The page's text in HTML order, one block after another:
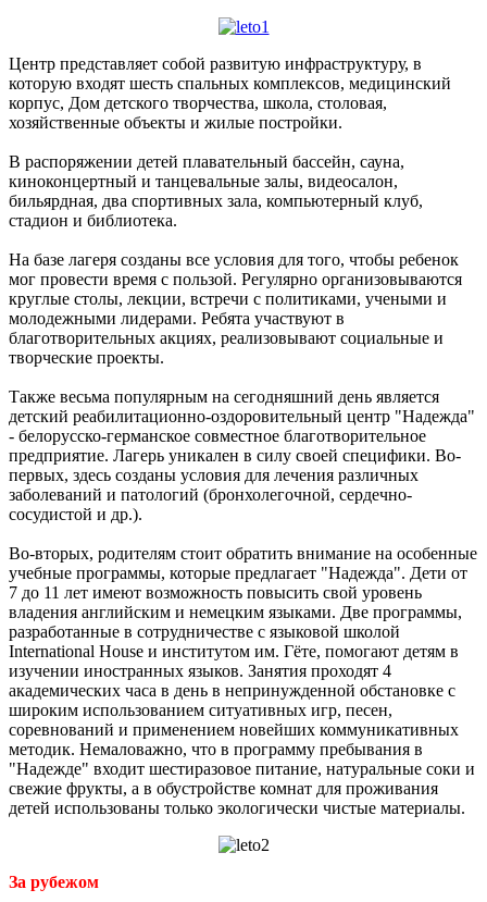
Центр представляет собой развитую инфраструктуру, в
которую входят шесть спальных комплексов, медицинский
корпус, Дом детского творчества, школа, столовая,
хозяйственные объекты и жилые постройки.
В распоряжении детей плавательный бассейн, сауна,
киноконцертный и танцевальные залы, видеосалон,
бильярдная, два спортивных зала, компьютерный клуб,
стадион и библиотека.
На базе лагеря созданы все условия для того, чтобы ребенок
мог провести время с пользой. Регулярно организовываются
круглые столы, лекции, встречи с политиками, учеными и
молодежными лидерами. Ребята участвуют в
благотворительных акциях, реализовывают социальные и
творческие проекты.
Также весьма популярным на сегодняшний день является
детский реабилитационно-оздоровительный центр "Надежда"
- белорусско-германское совместное благотворительное
предприятие. Лагерь уникален в силу своей специфики. Во-
первых, здесь созданы условия для лечения различных
заболеваний и патологий (бронхолегочной, сердечно-
сосудистой и др.).
Во-вторых, родителям стоит обратить внимание на особенные
учебные программы, которые предлагает "Надежда". Дети от
7 до 11 лет имеют возможность повысить свой уровень
владения английским и немецким языками. Две программы,
разработанные в сотрудничестве с языковой школой
International House и институтом им. Гёте, помогают детям в
изучении иностранных языков. Занятия проходят 4
академических часа в день в непринужденной обстановке с
широким использованием ситуативных игр, песен,
соревнований и применением новейших коммуникативных
методик. Немаловажно, что в программу пребывания в
"Надежде" входит шестиразовое питание, натуральные соки и
свежие фрукты, а в обустройстве комнат для проживания
детей использованы только экологически чистые материалы.
За рубежом